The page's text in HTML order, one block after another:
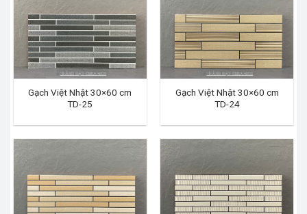
Gạch Việt Nhật 30×60 cm
TD-25
Gạch Việt Nhật 30×60 cm
TD-24